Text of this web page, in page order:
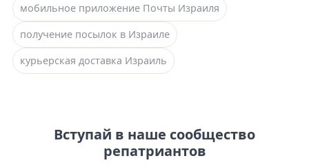
мобильное приложение Почты Израиля
получение посылок в Израиле
курьерская доставка Израиль
Вступай в наше сообщество
репатриантов